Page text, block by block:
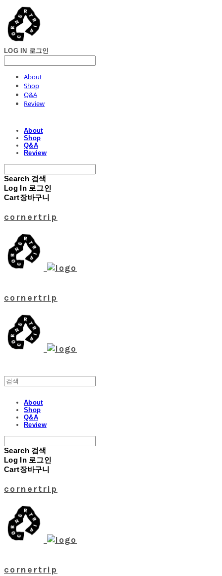
LOG IN 로그인
About
Shop
Q&A
Review
About
Shop
Q&A
Review
Search 검색
Log In 로그인
Cart장바구니
cornertrip
cornertrip
About
Shop
Q&A
Review
Search 검색
Log In 로그인
Cart장바구니
cornertrip
cornertrip